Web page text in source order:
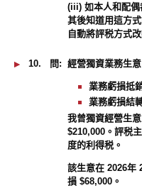
(iii) 如本人和配偶
其後知道用這方
自動將評税方式改
10. 問: 經營獨資業務生
業務虧損抵
業務虧損結
我曾獨資經營生
$210,000。評税
度的利得税。
該生意在 2026年
損 $68,000。